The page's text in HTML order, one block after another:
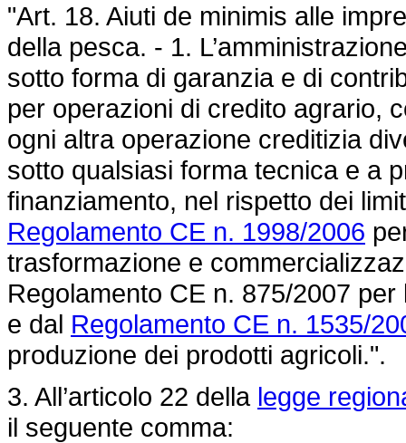
"Art. 18. Aiuti de minimis alle
della pesca. - 1.
sotto forma di garanzia e di
per operazioni di credito agrario,
ogni altra operazione creditizia
sotto qualsiasi forma tecnica e a
finanziamento, nel rispetto dei
Regolamento CE n. 1998/2006
trasformazione e
Regolamento CE n. 875/2007 per
e dal Regolamento CE n. 1535/
produzione dei prodotti agricoli.".
3. All’articolo 22 della legge
il seguente comma: